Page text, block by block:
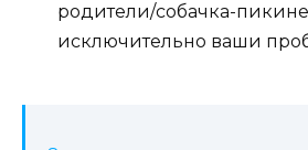
родители/собачка-
исключительно ваши